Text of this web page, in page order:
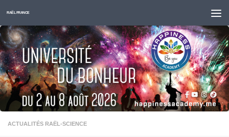
Skip to content
RAËL FRANCE
ACTUALITÉS RAËL-SCIENCE